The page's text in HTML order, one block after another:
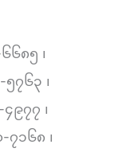
၆၈၅ ၊
၇၆၃ ၊
၉၇၇ ၊
၇၁၆၈ ၊